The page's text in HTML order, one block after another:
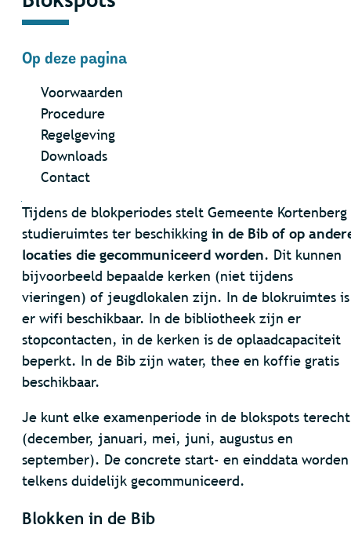
Op deze pagina
Voorwaarden
Procedure
Regelgeving
Downloads
Contact
Inhoud
Tijdens de blokperiodes stelt Gemeente Kortenberg
studieruimtes ter beschikking in de Bib of op
locaties die gecommuniceerd worden. Dit kunnen
bijvoorbeeld bepaalde kerken (niet tijdens
vieringen) of jeugdlokalen zijn. In de blokruimtes is
er wifi beschikbaar. In de bibliotheek zijn er
stopcontacten, in de kerken is de oplaadcapaciteit
beperkt. In de Bib zijn water, thee en koffie gratis
beschikbaar.
Je kunt elke examenperiode in de blokspots terecht
(december, januari, mei, juni, augustus en
september). De concrete start- en einddata worden
telkens duidelijk gecommuniceerd.
Blokken in de Bib